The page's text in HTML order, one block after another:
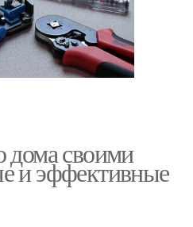
дома своими
и эффективные